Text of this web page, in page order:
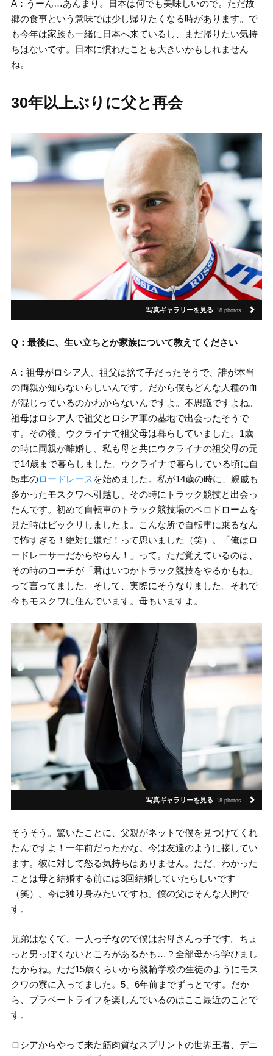
A：うーん…あんまり。日本は何でも美味しいので。ただ故
郷の食事という意味では少し帰りたくなる時があります。で
も今年は家族も一緒に日本へ来ているし、まだ帰りたい気持
ちはないです。日本に慣れたことも大きいかもしれません
ね。
30年以上ぶりに父と再会
写真ギャラリーを見る 18 photos
Q：最後に、生い立ちとか家族について教えてください
A：祖母がロシア人、祖父は捨て子だったそうで、誰が本当
の両親か知らないらしいんです。だから僕もどんな人種の血
が混じっているのかわからないんですよ。不思議ですよね。
祖母はロシア人で祖父とロシア軍の基地で出会ったそうで
す。その後、ウクライナで祖父母は暮らしていました。1歳
の時に両親が離婚し、私も母と共にウクライナの祖父母の元
で14歳まで暮らしました。ウクライナで暮らしている頃に自
転車のロードレース を始めました。私が14歳の時に、親戚も
多かったモスクワへ引越し、その時にトラック競技と出会っ
たんです。初めて自転車のトラック競技場のベロドロームを
見た時はビックリしましたよ。こんな所で自転車に乗るなん
て怖すぎる！絶対に嫌だ！って思いました（笑）。「俺はロ
ードレーサーだからやらん！」って。ただ覚えているのは、
その時のコーチが「君はいつかトラック競技をやるかもね」
って言ってました。そして、実際にそうなりました。それで
今もモスクワに住んでいます。母もいますよ。
写真ギャラリーを見る 18 photos
そうそう。驚いたことに、父親がネットで僕を見つけてくれ
たんですよ！一年前だったかな。今は友達のように接してい
ます。彼に対して怒る気持ちはありません。ただ、わかった
ことは母と結婚する前には3回結婚していたらしいです
（笑）。今は独り身みたいですね。僕の父はそんな人間で
す。
兄弟はなくて、一人っ子なので僕はお母さんっ子です。ちょ
っと男っぽくないところがあるかも…？全部母から学びまし
たからね。ただ15歳くらいから競輪学校の生徒のようにモス
クワの寮に入ってました。5、6年前までずっとです。だか
ら、プラベートライフを楽しんでいるのはここ最近のことで
す。
ロシアからやって来た筋肉質なスプリントの世界王者、デニ